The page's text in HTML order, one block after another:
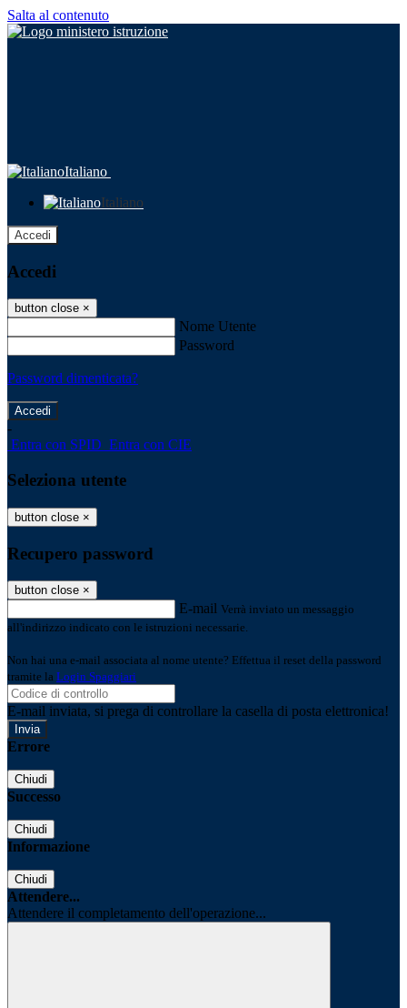
Salta al contenuto
Italiano
Italiano
Accedi
Accedi
button close ×
Nome Utente
Password
Password dimenticata?
-
Entra con SPID Entra con CIE
Seleziona utente
button close ×
Recupero password
button close ×
E-mail Verrà inviato un messaggio
all'indirizzo indicato con le istruzioni necessarie.
Non hai una e-mail associata al nome utente? Effettua il reset della password
tramite la Login Spaggiari
E-mail inviata, si prega di controllare la casella di posta elettronica!
Errore
Chiudi
Successo
Chiudi
Informazione
Chiudi
Attendere...
Attendere il completamento dell'operazione...